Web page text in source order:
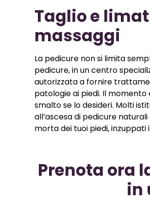
Taglio e
massaggi
La pedicure non si limita
pedicure, in un centro
autorizzata a fornire
patologie ai piedi. Il momento
smalto se lo desideri. Molti
all’ascesa di pedicure
morta dei tuoi piedi, inzuppati
Prenota ora
in